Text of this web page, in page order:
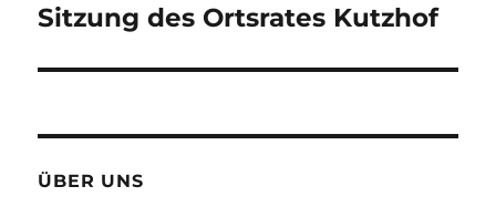
Nächster
Sitzung des Ortsrates Kutzhof
ÜBER UNS